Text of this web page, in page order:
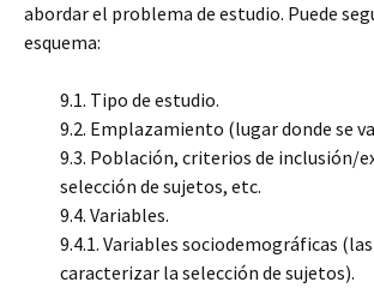
abordar el problema de estudio. Puede
esquema:
9.1. Tipo de estudio.
9.2. Emplazamiento (lugar donde se
9.3. Población, criterios de inclusión/
selección de sujetos, etc.
9.4. Variables.
9.4.1. Variables sociodemográficas
caracterizar la selección de sujetos).